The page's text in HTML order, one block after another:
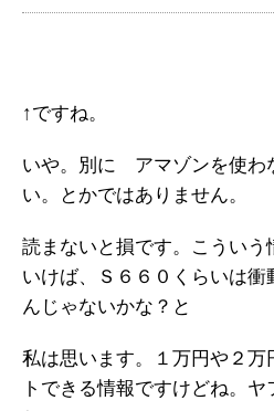
↑ですね。
いや。別に アマゾンを使わ
い。とかではありません。
読まないと損です。こういう
いけば、Ｓ６６０くらいは衝
んじゃないかな？と
私は思います。１万円や２万
トできる情報ですけどね。